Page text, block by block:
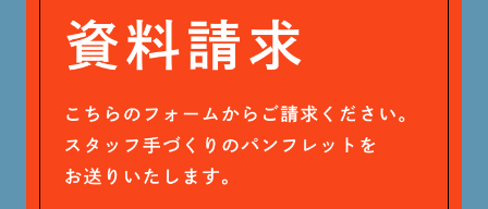
戸田 好紀 (81)
木村 珠梨音 (101)
神定 龍杜 (13)